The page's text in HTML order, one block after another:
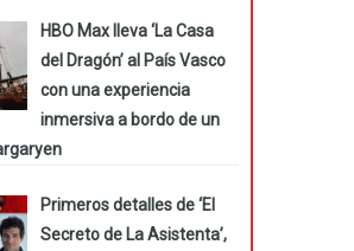
HBO Max lleva ‘La Casa
del Dragón’ al País Vasco
con una experiencia
inmersiva a bordo de un
Primeros detalles de ‘El
Secreto de La Asistenta’,